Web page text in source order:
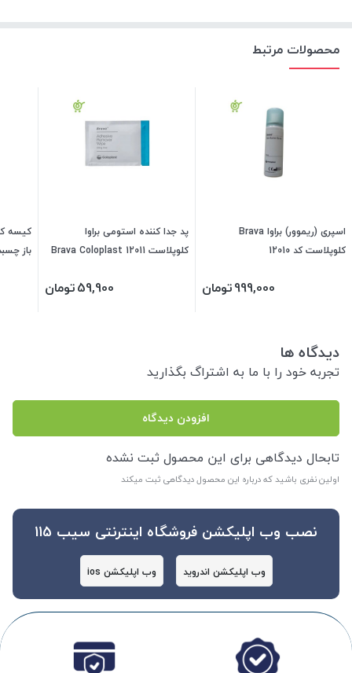
محصولات مرتبط
اسپری (ریموور) براوا Brava
کلوپلاست کد 12010
999,000تومان
پد جدا کننده استومی براوا
کلوپلاست Brava Coloplast 12011
59,900تومان
کیسه
دیدگاه ها
تجربه خود را با ما به اشتراگ بگذارید
افزودن دیدگاه
تابحال دیدگاهی برای این محصول ثبت نشده
اولین نفری باشید که درباره این محصول دیدگاهی ثبت میکند
نصب وب اپلیکشن فروشگاه اینترنتی سیب 115
وب اپلیکشن اندروید وب اپلیکشن ios